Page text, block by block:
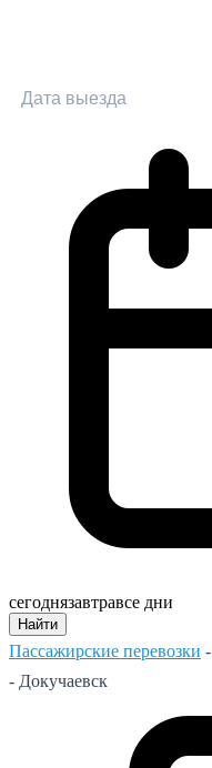
сегоднязавтравсе дни
Найти
Пассажирские перевозки -
- Докучаевск